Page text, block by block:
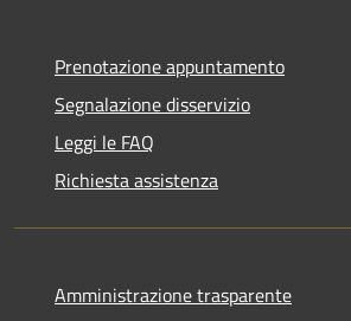
Prenotazione appuntamento
Segnalazione disservizio
Leggi le FAQ
Richiesta assistenza
Amministrazione trasparente